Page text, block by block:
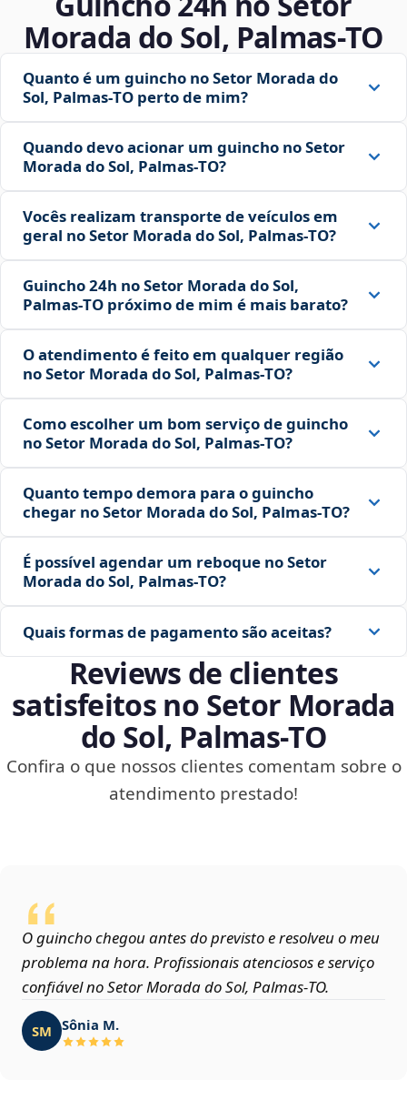
Morada do Sol, Palmas‑TO
Quanto é um guincho no Setor Morada do
Sol, Palmas‑TO perto de mim?
Quando devo acionar um guincho no Setor
Morada do Sol, Palmas‑TO?
Vocês realizam transporte de veículos em
geral no Setor Morada do Sol, Palmas‑TO?
Guincho 24h no Setor Morada do Sol,
Palmas‑TO próximo de mim é mais barato?
O atendimento é feito em qualquer região
no Setor Morada do Sol, Palmas‑TO?
Como escolher um bom serviço de guincho
no Setor Morada do Sol, Palmas‑TO?
Quanto tempo demora para o guincho
chegar no Setor Morada do Sol, Palmas‑TO?
É possível agendar um reboque no Setor
Morada do Sol, Palmas‑TO?
Quais formas de pagamento são aceitas?
Reviews de clientes
satisfeitos no Setor Morada
do Sol, Palmas‑TO
Confira o que nossos clientes comentam sobre o
atendimento prestado!
O guincho chegou antes do previsto e resolveu o meu
problema na hora. Profissionais atenciosos e serviço
confiável no Setor Morada do Sol, Palmas‑TO.
SM Sônia M.